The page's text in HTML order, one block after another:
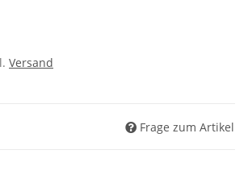
Versand
Frage zum Artikel